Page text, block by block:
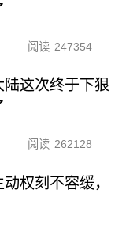
阅读 247354
这次终于下狠
阅读 262128
权刻不容缓，